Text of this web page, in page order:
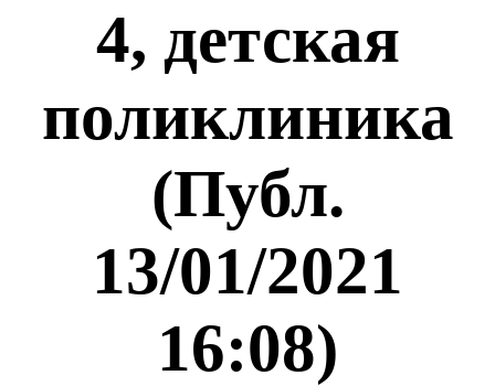
4, детская
поликлиника
(Публ.
13/01/2021
16:08)